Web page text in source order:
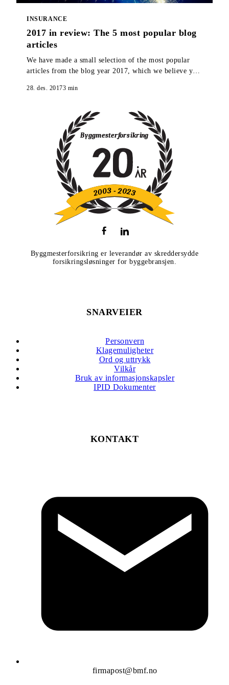
INSURANCE
2017 in review: The 5 most popular blog
articles
We have made a small selection of the most popular
articles from the blog year 2017, which we believe you
were published.
28. des. 20173 min
Byggmesterforsikring er leverandør av skreddersydde
forsikringsløsninger for byggebransjen.
SNARVEIER
Personvern
Klagemuligheter
Ord og uttrykk
Vilkår
Bruk av informasjonskapsler
IPID Dokumenter
KONTAKT
firmapost@bmf.no